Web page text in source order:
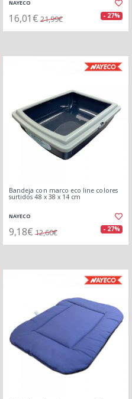
NAYECO
16,01€ 21,99€ - 27%
Bandeja con marco eco line colores
surtidos 48 x 38 x 14 cm
NAYECO
9,18€ 12,60€ - 27%